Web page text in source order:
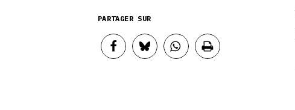
PARTAGER SUR